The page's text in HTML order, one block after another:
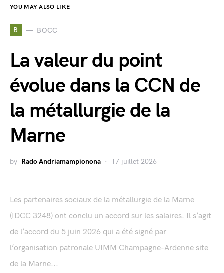
YOU MAY ALSO LIKE
B BOCC
La valeur du point
évolue dans la CCN de
la métallurgie de la
Marne
by Rado Andriamampionona 17 juillet 2026
Les partenaires sociaux de la métallurgie de la Marne
(IDCC 3248) ont conclu un accord sur les salaires. Il s’agit
de l’accord du 5 juin 2026 qui a été signé par
l’organisation patronale UIMM Champagne-Ardenne site
de la Marne...